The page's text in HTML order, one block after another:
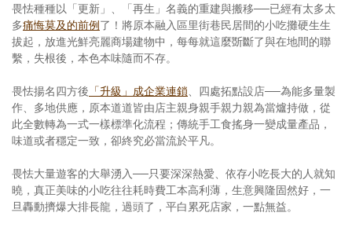
畏怯種種以「更新」、「再生」名義的重建與搬移──已經有太多太
多痛悔莫及的前例了！將原本融入區里街巷民居間的小吃攤硬生生
拔起，放進光鮮亮麗商場建物中，每每就這麼斲斷了與在地間的聯
繫，失根後，本色本味隨而不存。
畏怯揚名四方後 「升級」成企業連鎖、四處拓點設店──為能多量製
作、多地供應，原本道道皆由店主親身親手親力親為當爐持做，從
此全數轉為一式一樣標準化流程；傳統手工食搖身一變成量產品，
味道或者穩定一致，卻終究必當流於平凡。
畏怯大量遊客的大舉湧入──只要深深熱愛、依存小吃長大的人就知
曉，真正美味的小吃往往耗時費工本高利薄，生意興隆固然好，一
旦轟動擠爆大排長龍，過頭了，平白累死店家，一點無益。